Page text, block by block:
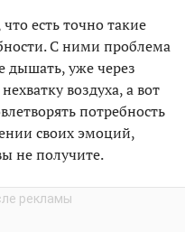
есть точно такие
С ними проблема
дышать, уже через
воздуха, а вот
потребность
своих эмоций,
не получите.